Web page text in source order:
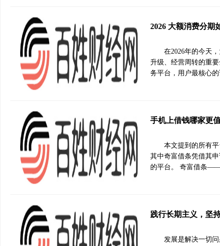
2026 大额消费分期
在2026年的今天
升级、经营周转的重
务平台，用户最核心
手机上借钱哪家更
本文提到的所有
其中奇富借条凭借其
的平台。 奇富借条
践行长期主义，坚
发展是解决一切